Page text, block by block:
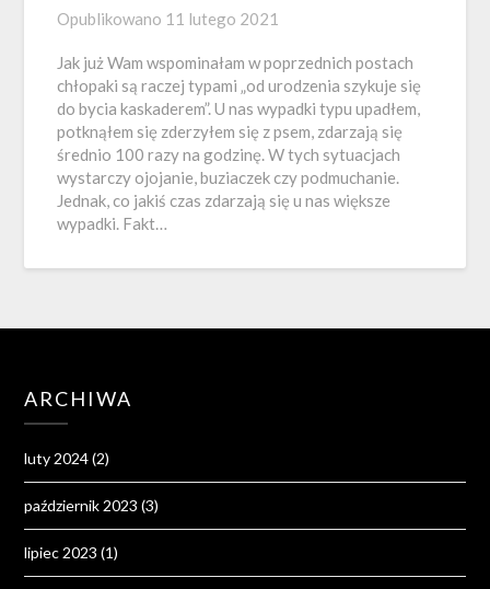
Opublikowano 11 lutego 2021
Jak już Wam wspominałam w poprzednich postach
chłopaki są raczej typami „od urodzenia szykuje się
do bycia kaskaderem”. U nas wypadki typu upadłem,
potknąłem się zderzyłem się z psem, zdarzają się
średnio 100 razy na godzinę. W tych sytuacjach
wystarczy ojojanie, buziaczek czy podmuchanie.
Jednak, co jakiś czas zdarzają się u nas większe
wypadki. Fakt…
ARCHIWA
luty 2024(2)
październik 2023 (3)
lipiec 2023 (1)